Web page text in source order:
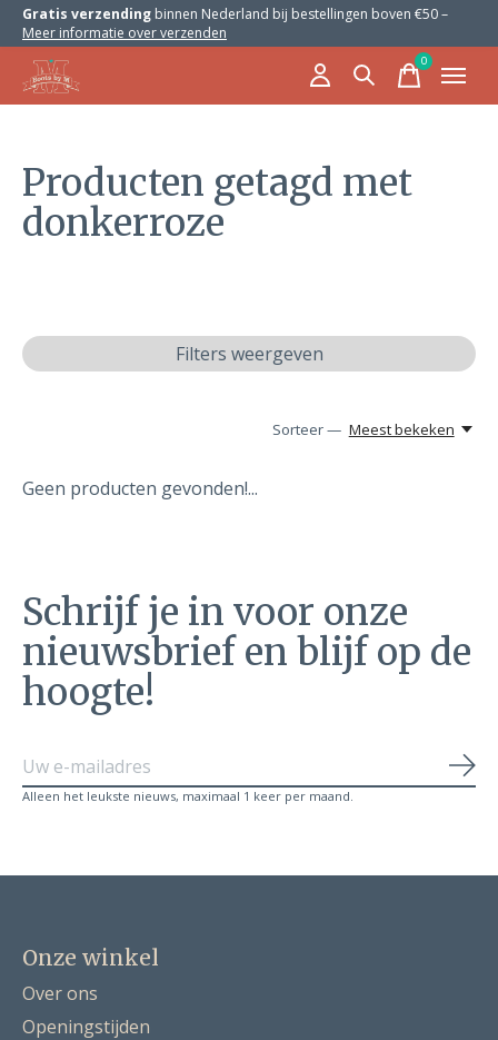
Gratis verzending binnen Nederland bij bestellingen boven €50 –
Meer informatie over verzenden
0items
Producten getagd met
donkerroze
Filters weergeven
Sorteer — Meest bekeken
Geen producten gevonden!...
Schrijf je in voor onze
nieuwsbrief en blijf op de
hoogte!
Alleen het leukste nieuws, maximaal 1 keer per maand.
Onze winkel
Over ons
Openingstijden